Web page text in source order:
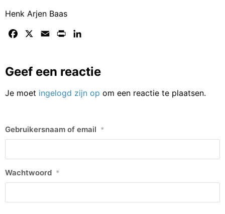
Henk Arjen Baas
Facebook Email Print
Geef een reactie
Je moet ingelogd zijn op om een reactie te plaatsen.
Gebruikersnaam of email *
Wachtwoord *